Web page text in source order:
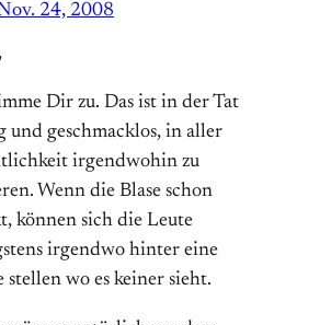
24, 2008
Dir zu. Das ist in der Tat
und geschmacklos, in aller
irgendwohin zu
Wenn die Blase schon
können sich die Leute
irgendwo hinter eine
stellen wo es keiner sieht.